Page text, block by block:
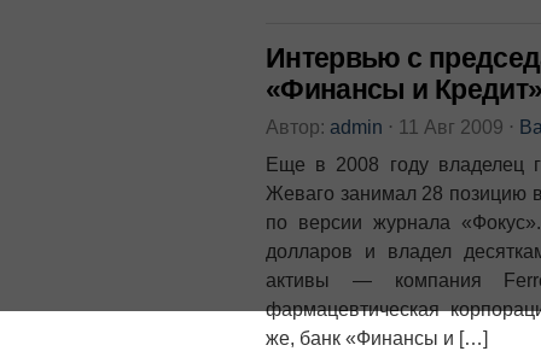
Интервью с
«Финансы и
Автор: admin ⋅ 11 Авг 2009 ⋅
Еще в 2008 году владелец
Жеваго занимал 28 позицию
по версии журнала
долларов и владел
активы — компания
фармацевтическая
же, банк «Финансы и […]